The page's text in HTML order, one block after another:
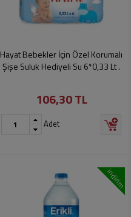
Hayat Bebekler İçin Özel Korumalı
Şişe Suluk Hediyeli Su 6*0,33 Lt .
106,30 TL
Adet
indirim